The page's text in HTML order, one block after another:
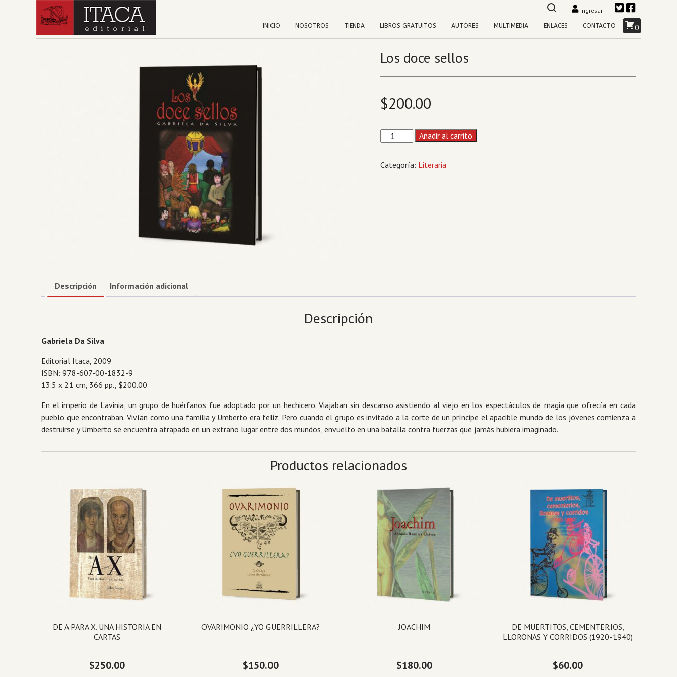
Ingresar
0
INICIO NOSOTROS TIENDA LIBROS GRATUITOS AUTORES MULTIMEDIA ENLACES CONTACTO
Los doce sellos
$200.00
Los
cantidad
Añadir al carrito
Categoría: Literaria
Descripción Información adicional
Descripción
Gabriela Da Silva
Editorial Itaca, 2009
ISBN: 978-607-00-1832-9
13.5 x 21 cm, 366 pp., $200.00
En el imperio de Lavinia, un grupo de huérfanos fue adoptado por un hechicero. Viajaban sin descanso asistiendo al viejo en los espectáculos de magia que ofrecía en cada
pueblo que encontraban. Vivían como una familia y Umberto era feliz. Pero cuando el grupo es invitado a la corte de un príncipe el apacible mundo de los jóvenes comienza a
destruirse y Umberto se encuentra atrapado en un extraño lugar entre dos mundos, envuelto en una batalla contra fuerzas que jamás hubiera imaginado.
Productos relacionados
DE A PARA X. UNA HISTORIA EN
CARTAS
$250.00
OVARIMONIO ¿YO GUERRILLERA?
$150.00
JOACHIM
$180.00
DE MUERTITOS, CEMENTERIOS,
LLORONAS Y CORRIDOS (1920-1940)
$60.00